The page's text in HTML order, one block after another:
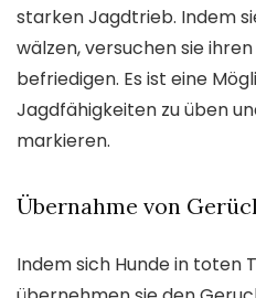
starken Jagdtrieb. Indem
wälzen, versuchen sie
befriedigen. Es ist eine
Jagdfähigkeiten zu üben
markieren.
Übernahme von
Indem sich Hunde in toten